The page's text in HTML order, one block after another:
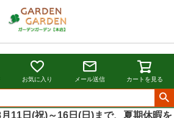
お気に入り メール送信 カートを見る
11日(祝)～16日(日)まで、夏期休暇を